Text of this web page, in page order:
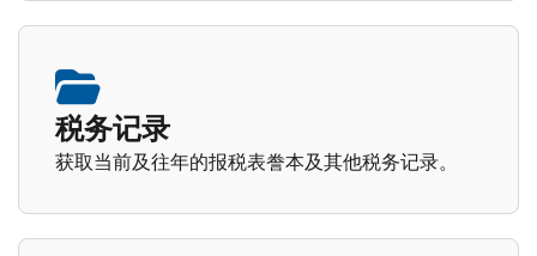
税务记录
获取当前及往年的报税表誊本及其他税务记录。